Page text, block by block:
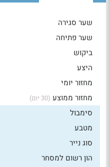
שער סגירה
שער פתיחה
ביקוש
היצע
מחזור יומי
מחזור ממוצע (30 יום)
סימבול
מטבע
סוג נייר
הון רשום למסחר